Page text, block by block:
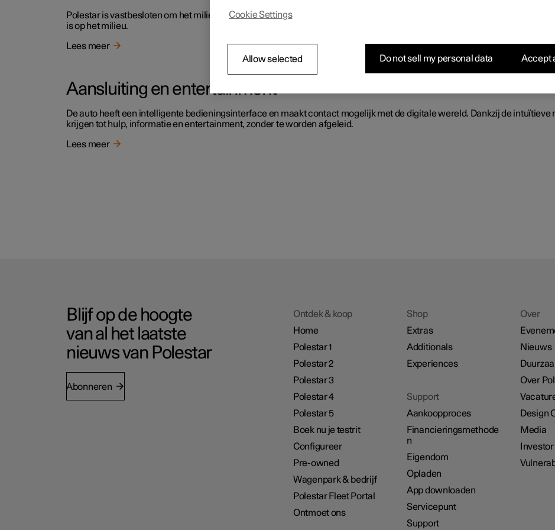
Polestar is vastbesloten om het milieu te verbeteren door het aanbieden van een productassortiment dat schoon en
is op het milieu.
Lees meer
Aansluiting en entertainment
De auto heeft een intelligente bedieningsinterface en maakt contact mogelijk met de digitale wereld. Dankzij de
krijgen tot hulp, informatie en entertainment, zonder te worden afgeleid.
Lees meer
Blijf op de hoogte
van al het laatste
nieuws van Polestar
Abonneren
Ontdek & koop
Home
Polestar 1
Polestar 2
Polestar 3
Polestar 4
Polestar 5
Boek nu je testrit
Configureer
Pre-owned
Wagenpark & bedrijf
Polestar Fleet Portal
Ontmoet ons
Shop
Extras
Additionals
Experiences
Support
Aankoopproces
Financieringsmethode
n
Eigendom
Opladen
App downloaden
Servicepunt
Support
Over
Nieuws
Over
Design
Media
Cookie Settings
Allow selected Do not sell my personal data Accept